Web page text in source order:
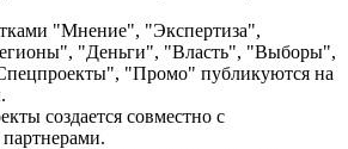
"Мнение", "Экспертиза",
"Деньги", "Власть", "Выборы",
"Промо" публикуются на
создается совместно с